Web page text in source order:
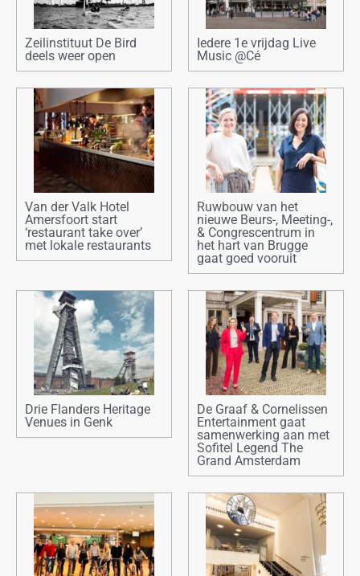
Zeilinstituut De Bird
deels weer open
Iedere 1e vrijdag Live
Music @Cé
Van der Valk Hotel
Amersfoort start
‘restaurant take over’
met lokale restaurants
Ruwbouw van het
nieuwe Beurs-, Meeting-,
& Congrescentrum in
het hart van Brugge
gaat goed vooruit
Drie Flanders Heritage
Venues in Genk
De Graaf & Cornelissen
Entertainment gaat
samenwerking aan met
Sofitel Legend The
Grand Amsterdam